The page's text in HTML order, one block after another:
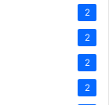
2
2
2
2